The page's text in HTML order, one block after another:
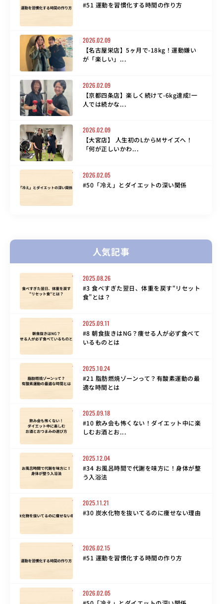
#51 運動を習慣化する時間の作り方
2026.02.09
【名古屋栄店】5ヶ月で-18kg！運動嫌い
が「楽しい」...
2026.02.09
【京都四条店】楽しく続けて-6kg達成!一
人では続かな...
2026.02.09
【大宮店】 人生初のLからMサイズへ！
「何が正しいかわ...
2026.02.05
#50「冷え」とダイエットの深い関係
人気記事
2025.08.26
#3 食べすぎた翌日、体重を戻す“リセット
食”とは？
2025.09.11
#8 朝食抜きはNG？痩せる人が必ず食べて
いるものとは
2025.10.24
#21 脂肪燃焼ゾーンって？有酸素運動の最
適な時間とは
2025.09.18
#10 飲み会も怖くない！ダイエット中に楽
しむお酒とお...
2025.12.04
#34 お風呂時間で代謝を味方に！身体が整
う入浴法
2025.11.21
#30 炭水化物を抜いてるのに痩せない理由
2026.02.15
#51 運動を習慣化する時間の作り方
2026.02.05